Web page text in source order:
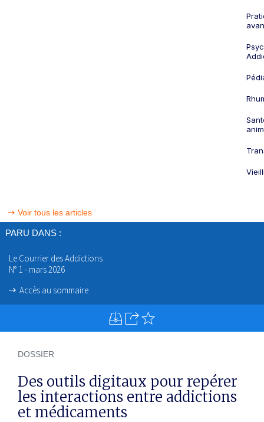
Voir tous les articles
PARU DANS :
Le Courrier des Addictions
N° 1 - mars 2026
Accès au sommaire
DOSSIER
Des outils digitaux pour repérer
les interactions entre addictions
et médicaments